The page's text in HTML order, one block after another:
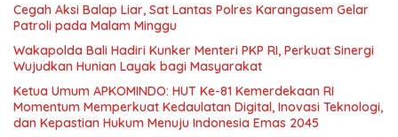
Cegah Aksi Balap Liar, Sat Lantas Polres Karangasem Gelar
Patroli pada Malam Minggu
Wakapolda Bali Hadiri Kunker Menteri PKP RI, Perkuat Sinergi
Wujudkan Hunian Layak bagi Masyarakat
Ketua Umum APKOMINDO: HUT Ke-81 Kemerdekaan RI
Momentum Memperkuat Kedaulatan Digital, Inovasi Teknologi,
dan Kepastian Hukum Menuju Indonesia Emas 2045